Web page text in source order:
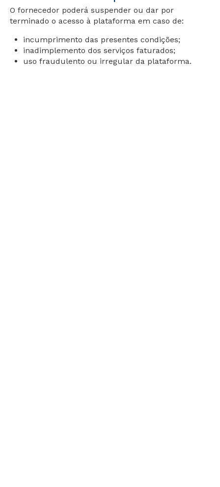
O fornecedor poderá suspender ou dar por
terminado o acesso à plataforma em caso de:
incumprimento das presentes condições;
inadimplemento dos serviços faturados;
uso fraudulento ou irregular da plataforma.